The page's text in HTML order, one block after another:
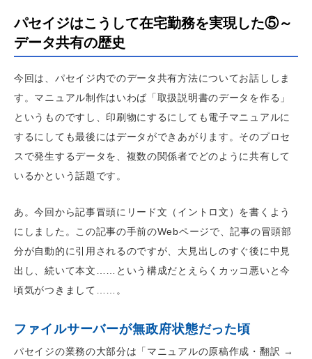
パセイジはこうして在宅勤務を実現した⑤～
データ共有の歴史
今回は、パセイジ内でのデータ共有方法についてお話ししま
す。マニュアル制作はいわば「取扱説明書のデータを作る」
というものですし、印刷物にするにしても電子マニュアルに
するにしても最後にはデータができあがります。そのプロセ
スで発生するデータを、複数の関係者でどのように共有して
いるかという話題です。
あ。今回から記事冒頭にリード文（イントロ文）を書くよう
にしました。この記事の手前のWebページで、記事の冒頭部
分が自動的に引用されるのですが、大見出しのすぐ後に中見
出し、続いて本文……という構成だとえらくカッコ悪いと今
頃気がつきまして……。
ファイルサーバーが無政府状態だった頃
パセイジの業務の大部分は「マニュアルの原稿作成・翻訳 →